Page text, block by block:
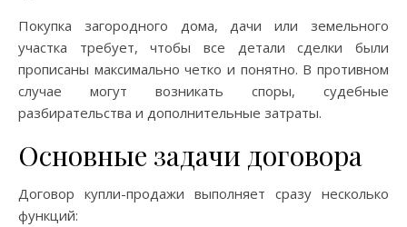
Покупка загородного дома, дачи или земельного
участка требует, чтобы все детали сделки были
прописаны максимально четко и понятно. В противном
случае могут возникать споры, судебные
разбирательства и дополнительные затраты.
Основные задачи договора
Договор купли-продажи выполняет сразу несколько
функций: